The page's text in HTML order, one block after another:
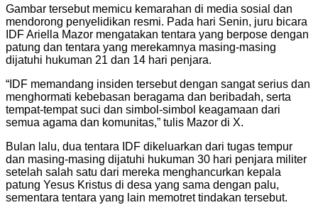
Gambar tersebut memicu kemarahan di media sosial dan
mendorong penyelidikan resmi. Pada hari Senin, juru bicara
IDF Ariella Mazor mengatakan tentara yang berpose dengan
patung dan tentara yang merekamnya masing-masing
dijatuhi hukuman 21 dan 14 hari penjara.
“IDF memandang insiden tersebut dengan sangat serius dan
menghormati kebebasan beragama dan beribadah, serta
tempat-tempat suci dan simbol-simbol keagamaan dari
semua agama dan komunitas,” tulis Mazor di X.
Bulan lalu, dua tentara IDF dikeluarkan dari tugas tempur
dan masing-masing dijatuhi hukuman 30 hari penjara militer
setelah salah satu dari mereka menghancurkan kepala
patung Yesus Kristus di desa yang sama dengan palu,
sementara tentara yang lain memotret tindakan tersebut.